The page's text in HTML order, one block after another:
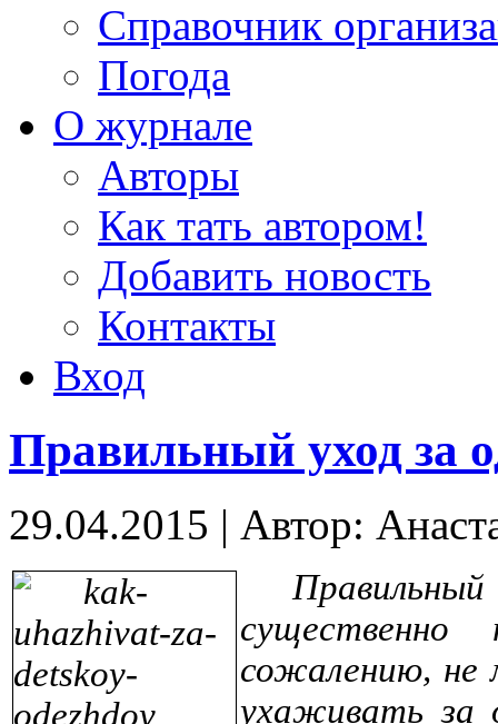
Справочник
Погода
О журнале
Авторы
Как тать автором!
Добавить новость
Контакты
Вход
Правильный уход за
29.04.2015 | Автор:
сожалению, не
ухаживать за